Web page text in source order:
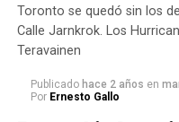
Toronto se quedó sin los
Calle Jarnkrok. Los
Teravainen
Publicado hace 2 años en
Por Ernesto Gallo